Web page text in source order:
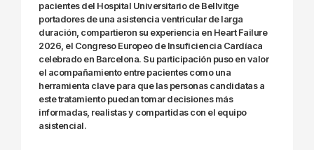
pacientes del Hospital Universitario de Bellvitge
portadores de una asistencia ventricular de larga
duración, compartieron su experiencia en Heart Failure
2026, el Congreso Europeo de Insuficiencia Cardíaca
celebrado en Barcelona. Su participación puso en valor
el acompañamiento entre pacientes como una
herramienta clave para que las personas candidatas a
este tratamiento puedan tomar decisiones más
informadas, realistas y compartidas con el equipo
asistencial.